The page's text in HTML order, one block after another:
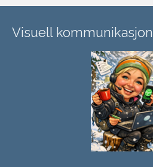
Visuell kommunikasjon